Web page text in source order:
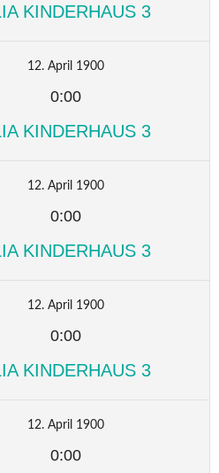
KINDERHAUS 3
12. April 1900
0:00
KINDERHAUS 3
12. April 1900
0:00
KINDERHAUS 3
12. April 1900
0:00
KINDERHAUS 3
12. April 1900
0:00